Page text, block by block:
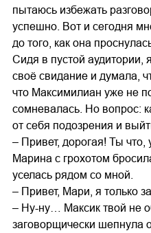
пытаюсь избежать
успешно. Вот и сегодня
до того, как она
Сидя в пустой аудитории,
своё свидание и думала,
что Максимилиан уже не
сомневалась. Но вопрос:
от себя подозрения и
– Привет, дорогая! Ты
Марина с грохотом
уселась рядом со мной.
– Привет, Мари, я только
– Ну-ну… Максик твой не
заговорщически шепнула